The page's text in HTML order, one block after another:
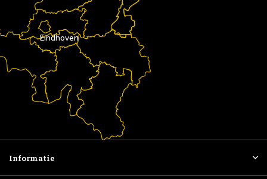
Eindhoven
Informatie